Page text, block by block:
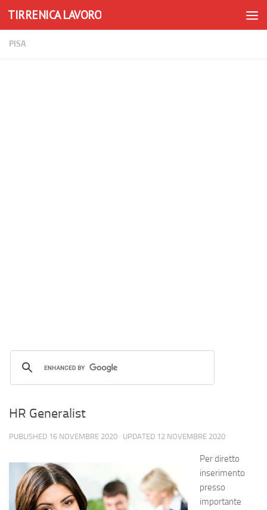
Skip to content
TIRRENICA LAVORO
PISA
HR Generalist
PUBLISHED 16 NOVEMBRE 2020 · UPDATED 12 NOVEMBRE 2020
Per diretto
inserimento
presso
importante